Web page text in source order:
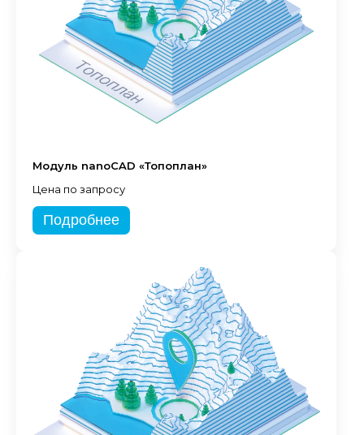
Модуль nanoCAD «Топоплан»
Цена по запросу
Подробнее